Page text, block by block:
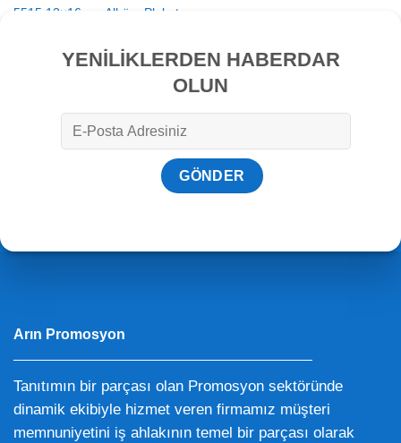
5515 12×16 cm Albüm Plaket
YENİLİKLERDEN HABERDAR
OLUN
Arın Promosyon
Tanıtımın bir parçası olan Promosyon sektöründe
dinamik ekibiyle hizmet veren firmamız müşteri
memnuniyetini iş ahlakının temel bir parçası olarak